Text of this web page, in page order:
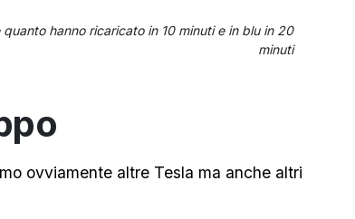
hanno ricaricato in 10 minuti e in blu in 20
minuti
ovviamente altre Tesla ma anche altri